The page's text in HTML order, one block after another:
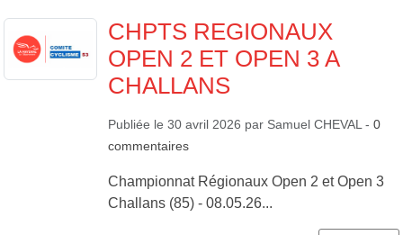
CHPTS REGIONAUX
OPEN 2 ET OPEN 3 A
CHALLANS
Publiée le 30 avril 2026 par Samuel CHEVAL - 0
commentaires
Championnat Régionaux Open 2 et Open 3
Challans (85) - 08.05.26...